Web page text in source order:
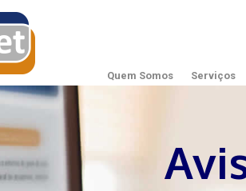
Quem Somos Serviços